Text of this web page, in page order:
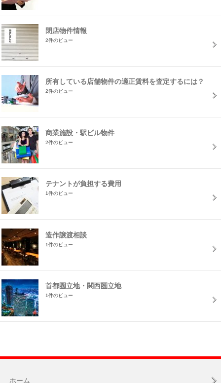
閉店物件情報
2件のビュー
所有している店舗物件の適正賃料を査定するには？
2件のビュー
商業施設・駅ビル物件
2件のビュー
テナントが負担する費用
1件のビュー
造作譲渡相談
1件のビュー
首都圏立地・関西圏立地
1件のビュー
ホーム